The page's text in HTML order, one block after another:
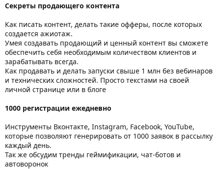
Секреты продающего контента
Как писать контент, делать такие офферы, после которых
создается ажиотаж.
Умея создавать продающий и ценный контент вы сможете
обеспечить себя необходимым количеством клиентов и
зарабатывать всегда.
Как продавать и делать запуски свыше 1 млн без вебинаров
и технических сложностей. Просто текстами на своей
личной странице или в блоге
1000 регистрации ежедневно
Инструменты Вконтакте, Instagram, Facebook, YouTube,
которые позволяют генерировать от 1000 заявок в рассылку
каждый день.
Так же обсудим тренды геймификации, чат-ботов и
автоворонок